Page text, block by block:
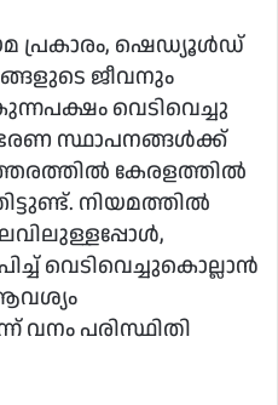
പ്രകാരം, ഷെഡ്യൂള്‍ഡ്
ജീവനും
വെടിവെച്ചു
സ്ഥാപനങ്ങള്‍ക്ക്
കേരളത്തില്‍
നിയമത്തില്‍
വെടിവെച്ചുകൊല്ലാന്‍
വനം പരിസ്ഥിതി